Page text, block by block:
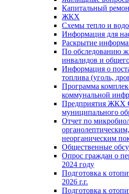
Капитальный
ЖКХ
Схемы тепло и
Информация для
Раскрытие
По обследованию
инвалидов и
Информация о
топлива (уголь,
Программа
коммунальной
Предприятия ЖКХ
муниципального
Отчет по
неорганическим
Общественные
Опрос граждан о
2024 году
Подготовка к
2026 г.г.
Подготовка к